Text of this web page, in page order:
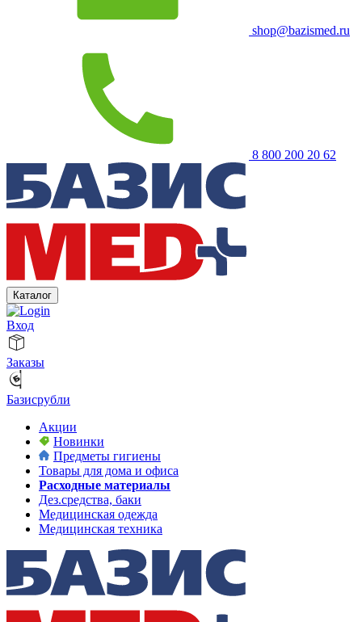
shop@bazismed.ru
8 800 200 20 62
Каталог
Вход
Заказы
Базисрубли
Акции
Новинки
Предметы гигиены
Товары для дома и офиса
Расходные материалы
Дез.средства, баки
Медицинская одежда
Медицинская техника